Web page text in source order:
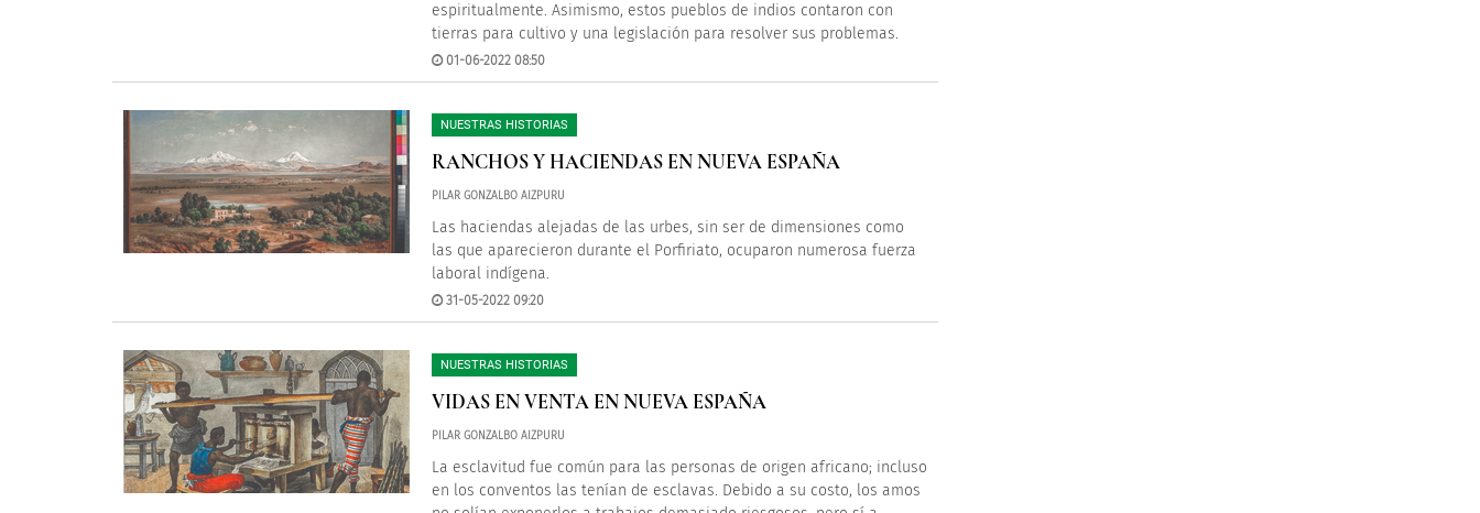
espiritualmente. Asimismo, estos pueblos de indios contaron con
tierras para cultivo y una legislación para resolver sus problemas.
01-06-2022 08:50
NUESTRAS HISTORIAS
RANCHOS Y HACIENDAS EN NUEVA ESPAÑA
PILAR GONZALBO AIZPURU
Las haciendas alejadas de las urbes, sin ser de dimensiones como
las que aparecieron durante el Porfiriato, ocuparon numerosa fuerza
laboral indígena.
31-05-2022 09:20
NUESTRAS HISTORIAS
VIDAS EN VENTA EN NUEVA ESPAÑA
PILAR GONZALBO AIZPURU
La esclavitud fue común para las personas de origen africano; incluso
en los conventos las tenían de esclavas. Debido a su costo, los amos